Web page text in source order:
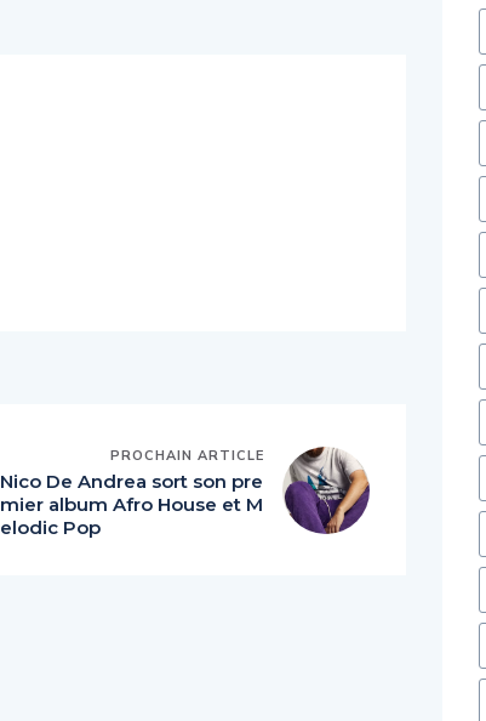
PROCHAIN ARTICLE
Nico De Andrea sort son pre
mier album Afro House et M
elodic Pop